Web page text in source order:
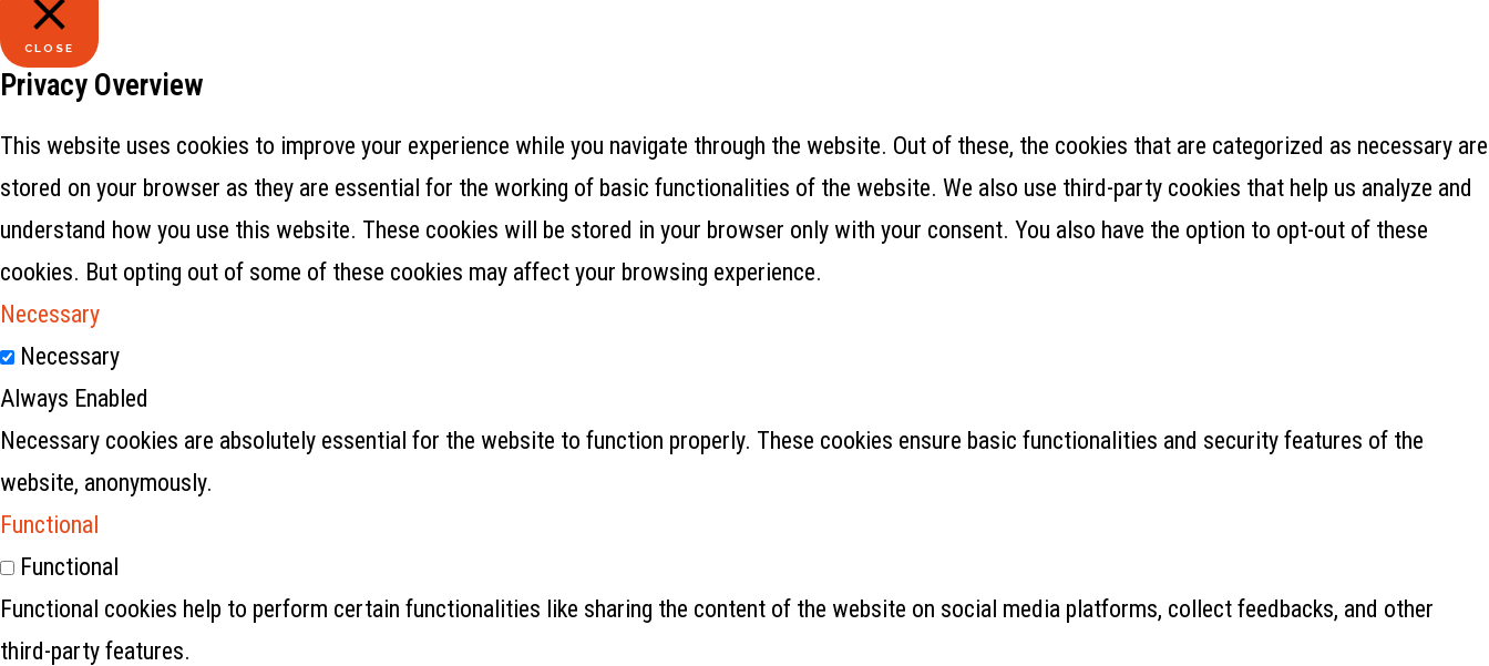
CLOSE
Privacy Overview
This website uses cookies to improve your experience while you navigate through the website. Out of these, the cookies that are categorized as necessary are
stored on your browser as they are essential for the working of basic functionalities of the website. We also use third-party cookies that help us analyze and
understand how you use this website. These cookies will be stored in your browser only with your consent. You also have the option to opt-out of these
cookies. But opting out of some of these cookies may affect your browsing experience.
Necessary
Necessary
Always Enabled
Necessary cookies are absolutely essential for the website to function properly. These cookies ensure basic functionalities and security features of the
website, anonymously.
Functional
Functional
Functional cookies help to perform certain functionalities like sharing the content of the website on social media platforms, collect feedbacks, and other
third-party features.